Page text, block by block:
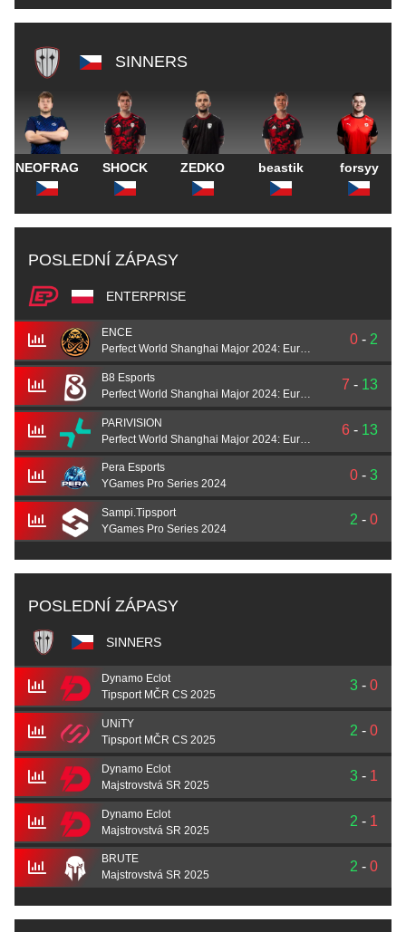
SINNERS
NEOFRAG SHOCK ZEDKO beastik forsyy
POSLEDNÍ ZÁPASY
ENTERPRISE
ENCE
Perfect World Shanghai Major 2024: European Qualifier A
0 - 2
B8 Esports
Perfect World Shanghai Major 2024: European Qualifier A
7 - 13
PARIVISION
Perfect World Shanghai Major 2024: European Qualifier A
6 - 13
Pera Esports
YGames Pro Series 2024
0 - 3
Sampi.Tipsport
YGames Pro Series 2024
2 - 0
POSLEDNÍ ZÁPASY
SINNERS
Dynamo Eclot
Tipsport MČR CS 2025
3 - 0
UNiTY
Tipsport MČR CS 2025
2 - 0
Dynamo Eclot
Majstrovstvá SR 2025
3 - 1
Dynamo Eclot
Majstrovstvá SR 2025
2 - 1
BRUTE
Majstrovstvá SR 2025
2 - 0